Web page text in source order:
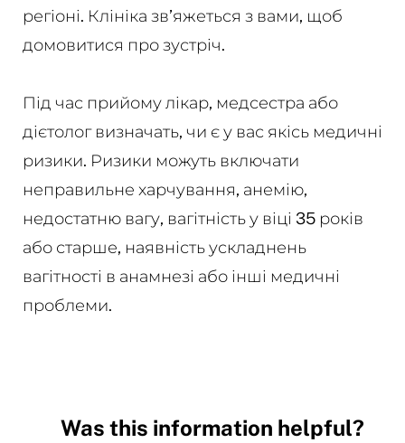
регіоні. Клініка зв’яжеться з вами, щоб
домовитися про зустріч.
Під час прийому лікар, медсестра або
дієтолог визначать, чи є у вас якісь медичні
ризики. Ризики можуть включати
неправильне харчування, анемію,
недостатню вагу, вагітність у віці 35 років
або старше, наявність ускладнень
вагітності в анамнезі або інші медичні
проблеми.
Was this information helpful?